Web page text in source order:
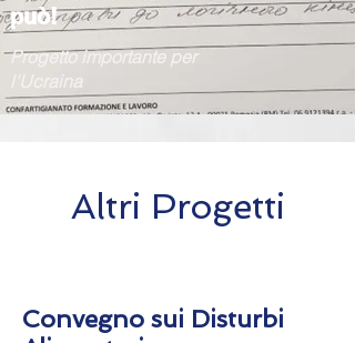
può!
Progetto importante per
l'Ucraina
Altri Progetti
Convegno sui Disturbi